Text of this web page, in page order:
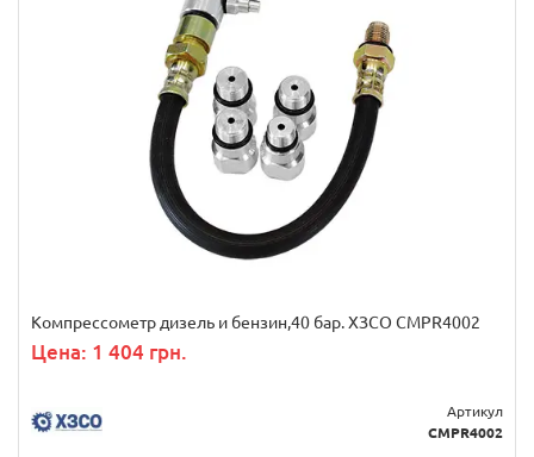
Компрессометр дизель и бензин,40 бар. ХЗСО CMPR4002
Цена: 1 404 грн.
Артикул
CMPR4002